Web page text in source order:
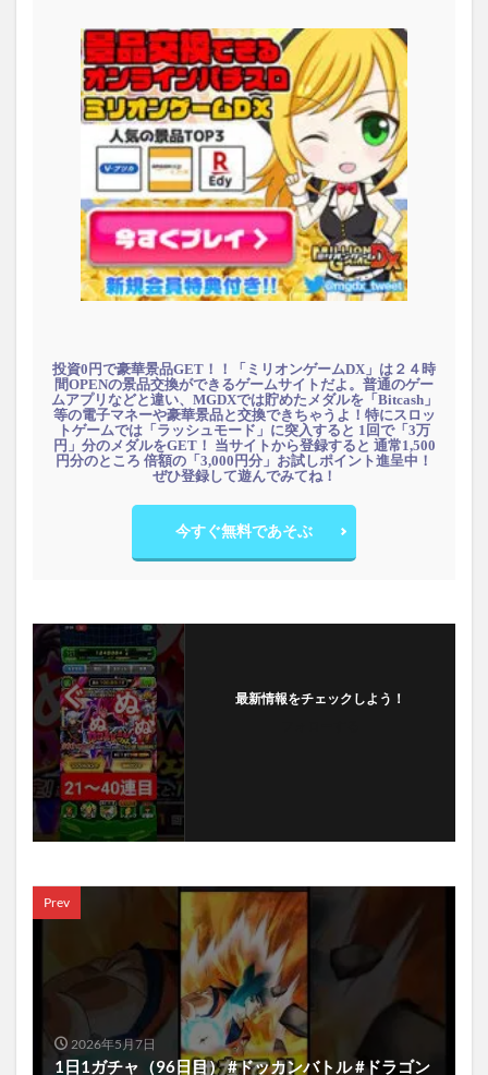
投資0円で豪華景品GET！！「ミリオンゲームDX」は２４時
間OPENの景品交換ができるゲームサイトだよ。普通のゲー
ムアプリなどと違い、MGDXでは貯めたメダルを「Bitcash」
等の電子マネーや豪華景品と交換できちゃうよ！特にスロッ
トゲームでは「ラッシュモード」に突入すると 1回で「3万
円」分のメダルをGET！ 当サイトから登録すると 通常1,500
円分のところ 倍額の「3,000円分」お試しポイント進呈中！
ぜひ登録して遊んでみてね！
今すぐ無料であそぶ
最新情報をチェックしよう！
Prev
2026年5月7日
1日1ガチャ（96日目） #ドッカンバトル #ドラゴン